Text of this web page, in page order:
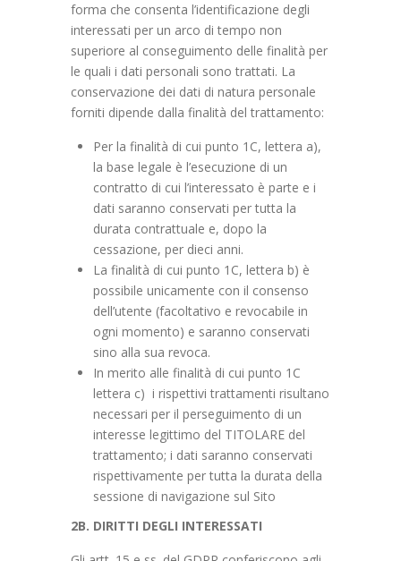
forma che consenta l’identificazione degli
interessati per un arco di tempo non
superiore al conseguimento delle finalità per
le quali i dati personali sono trattati. La
conservazione dei dati di natura personale
forniti dipende dalla finalità del trattamento:
Per la finalità di cui punto 1C, lettera a),
la base legale è l’esecuzione di un
contratto di cui l’interessato è parte e i
dati saranno conservati per tutta la
durata contrattuale e, dopo la
cessazione, per dieci anni.
La finalità di cui punto 1C, lettera b) è
possibile unicamente con il consenso
dell’utente (facoltativo e revocabile in
ogni momento) e saranno conservati
sino alla sua revoca.
In merito alle finalità di cui punto 1C
lettera c) i rispettivi trattamenti risultano
necessari per il perseguimento di un
interesse legittimo del TITOLARE del
trattamento; i dati saranno conservati
rispettivamente per tutta la durata della
sessione di navigazione sul Sito
2B. DIRITTI DEGLI INTERESSATI